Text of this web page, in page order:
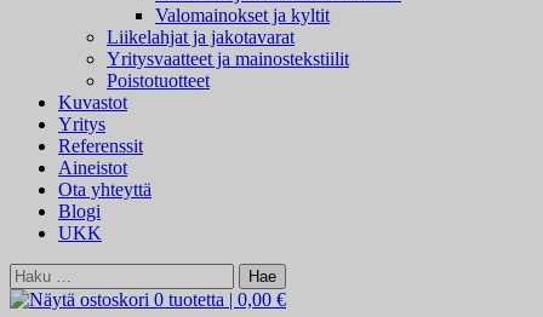
Valomainokset ja kyltit
Liikelahjat ja jakotavarat
Yritysvaatteet ja mainostekstiilit
Poistotuotteet
Kuvastot
Yritys
Referenssit
Aineistot
Ota yhteyttä
Blogi
UKK
Haku:
0 tuotetta | 0,00 €